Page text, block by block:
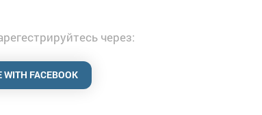
через:
WITH FACEBOOK